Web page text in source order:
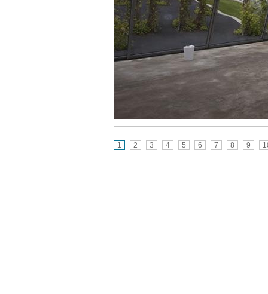
1 2 3 4 5 6 7 8 9